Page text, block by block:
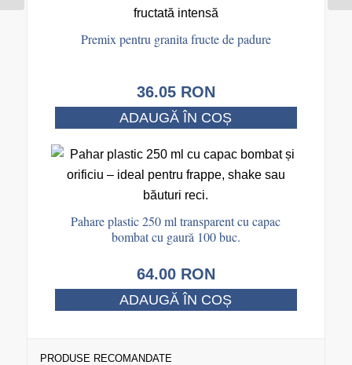
Premix pentru granita fructe de padure
36.05 RON
ADAUGĂ ÎN COȘ
Pahare plastic 250 ml transparent cu capac
bombat cu gaură 100 buc.
64.00 RON
ADAUGĂ ÎN COȘ
PRODUSE RECOMANDATE